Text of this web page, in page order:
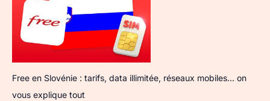
Free en Slovénie : tarifs, data illimitée, réseaux mobiles… on
vous explique tout